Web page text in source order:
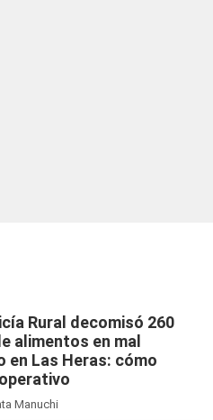
Rural decomisó 260
alimentos en mal
en Las Heras: cómo
Manuchi